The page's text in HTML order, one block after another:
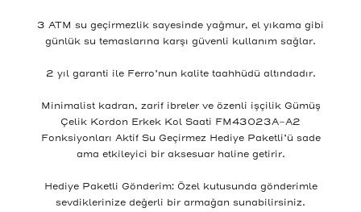
3 ATM su geçirmezlik sayesinde yağmur, el yıkama gibi
günlük su temaslarına karşı güvenli kullanım sağlar.
2 yıl garanti ile Ferro’nun kalite taahhüdü altındadır.
Minimalist kadran, zarif ibreler ve özenli işçilik Gümüş
Çelik Kordon Erkek Kol Saati FM43023A-A2
Fonksiyonları Aktif Su Geçirmez Hediye Paketli’ü sade
ama etkileyici bir aksesuar haline getirir.
Hediye Paketli Gönderim: Özel kutusunda gönderimle
sevdiklerinize değerli bir armağan sunabilirsiniz.